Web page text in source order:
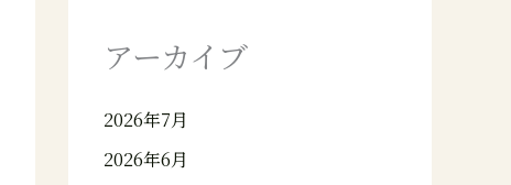
アーカイブ
2026年7月
2026年6月